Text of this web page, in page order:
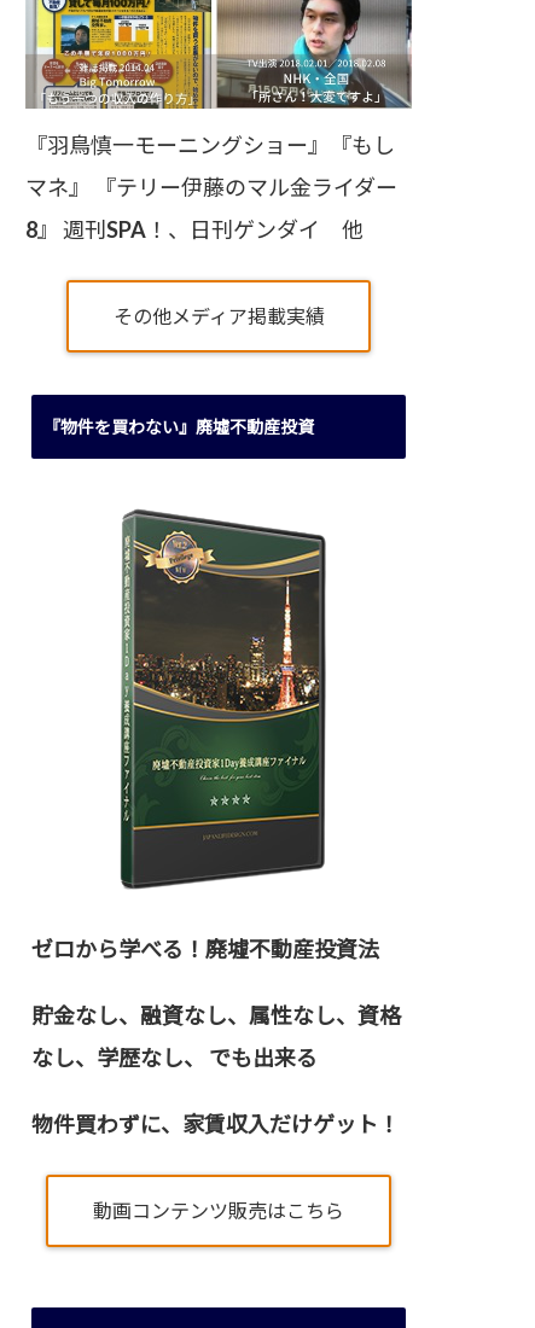
『羽鳥慎一モーニングショー』『もし
マネ』 『テリー伊藤のマル金ライダー
8』 週刊SPA！、日刊ゲンダイ 他
その他メディア掲載実績
『物件を買わない』廃墟不動産投資
ゼロから学べる！廃墟不動産投資法
貯金なし、融資なし、属性なし、資格
なし、 学歴なし、 でも出来る
物件買わずに、家賃収入だけゲット！
動画コンテンツ販売はこちら